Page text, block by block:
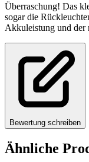
Überraschung! Das
sogar die
Akkuleistung und der
Bewertung schreiben
Ähnliche